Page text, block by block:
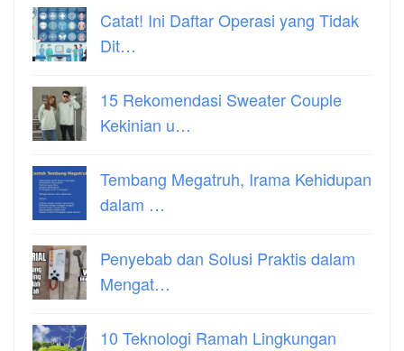
Catat! Ini Daftar Operasi yang Tidak
Dit…
15 Rekomendasi Sweater Couple
Kekinian u…
Tembang Megatruh, Irama Kehidupan
dalam …
Penyebab dan Solusi Praktis dalam
Mengat…
10 Teknologi Ramah Lingkungan